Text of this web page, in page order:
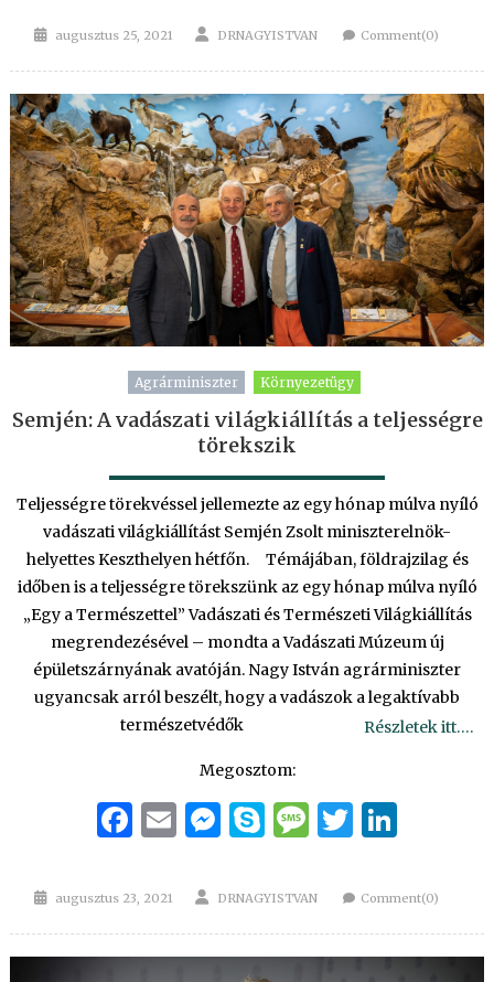
Posted
augusztus 25, 2021 Author
DRNAGYISTVAN Comment(0)
Agrárminiszter Környezetügy
Semjén: A vadászati világkiállítás a teljességre
törekszik
Teljességre törekvéssel jellemezte az egy hónap múlva nyíló
vadászati világkiállítást Semjén Zsolt miniszterelnök-
helyettes Keszthelyen hétfőn. Témájában, földrajzilag és
időben is a teljességre törekszünk az egy hónap múlva nyíló
„Egy a Természettel” Vadászati és Természeti Világkiállítás
megrendezésével – mondta a Vadászati Múzeum új
épületszárnyának avatóján. Nagy István agrárminiszter
ugyancsak arról beszélt, hogy a vadászok a legaktívabb
természetvédők
Részletek itt….
Megosztom:
Facebook
EmailMessenger
Skype
Message
Twitter
Posted
augusztus 23, 2021 Author
DRNAGYISTVAN Comment(0)